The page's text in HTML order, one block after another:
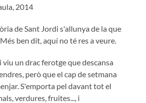
2014
de Sant Jordi s'allunya de la que
ben dit, aquí no té res a veure.
un drac ferotge que descansa
però que el cap de setmana
S'emporta pel davant tot el
verdures, fruites..., i